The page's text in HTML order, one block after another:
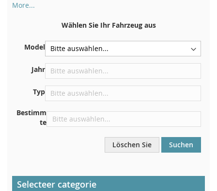
More...
Zulassungsbescheinigung. Und auch im Auto
Auf der Bodenplatte für den rechten Vordersitz
Zentrieren Sie es an der Trennwand unter der Haube
Direkt im Motorraum
Armaturenbrett
Wählen Sie Ihr Fahrzeug aus
Model
Jahr
Typ
Bestimm
te
Löschen Sie Suchen
Selecteer categorie